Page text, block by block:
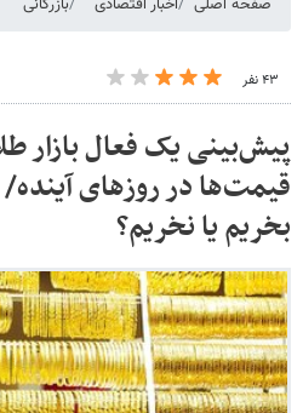
صفحه اصلی اخبار اقتصادی بازرگانی
۴۳ نفر
پیش‌بینی یک فعال بازار
قیمت‌ها در روزهای آینده/
بخریم یا نخریم؟